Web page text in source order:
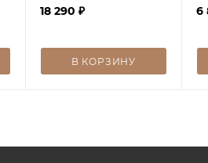
18 290 ₽
В КОРЗИНУ
6